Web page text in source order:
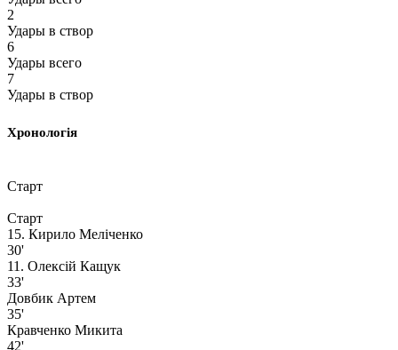
2
Удары в створ
6
Удары всего
7
Удары в створ
Хронологія
Старт
Старт
15. Кирило Мелiченко
30'
11. Олексій Кащук
33'
Довбик Артем
35'
Кравченко Микита
42'